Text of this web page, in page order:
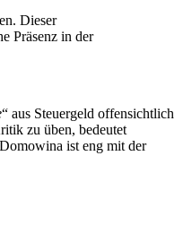
Dieser
Präsenz in der
“ aus Steuergeld offensichtlich
zu üben, bedeutet
ist eng mit der